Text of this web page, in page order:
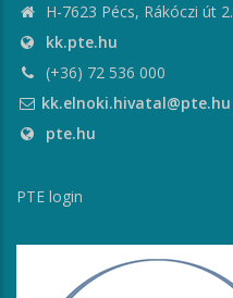
H-7623 Pécs, Rákóczi út 2.
kk.pte.hu
(+36) 72 536 000
kk.elnoki.hivatal@pte.hu
pte.hu
PTE login